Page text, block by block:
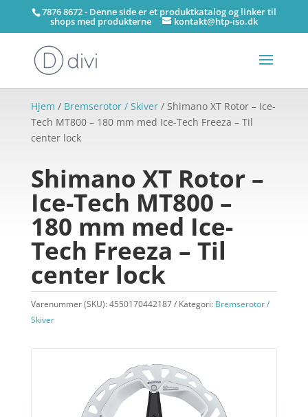
7876 8672 - Denne side er et produktkatalog og linker til
shops med produkterne kontakt@htp-iso.dk
Hjem / Bremserotor / Skiver/ Shimano XT Rotor – Ice-
Tech MT800 – 180 mm med Ice-Tech Freeza – Til
center lock
Shimano XT Rotor –
Ice-Tech MT800 –
180 mm med Ice-
Tech Freeza – Til
center lock
Varenummer (SKU):4550170442187 Kategori: Bremserotor /
Skiver